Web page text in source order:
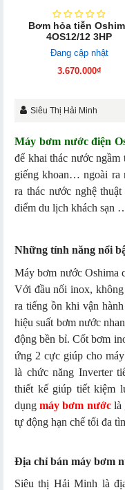
Bơm hỏa tiễn
4OS12/12 3HP
Đang cập nhật
3.670.000₫
Siêu Thị Hải Minh
Máy bơm nước điện
để khai thác nước
giếng khoan… ngoài ra
ra thác nước nghệ
điểm du lịch khách sạn
Những tính năng nổi
Máy bơm nước Oshima
Với đầu nối inox,
ra tiếng ồn khi vận
hiệu suất bơm nước
động bền bỉ. Cốt bơm
ứng 2 cực giúp cho
là chức năng Inverter
thiết kế giúp tiết kiệm
dụngmáy bơm nướclà
tự động hạn chế tối đa
Địa chỉ bán máy bơm
Siêu thị Hải Minh là